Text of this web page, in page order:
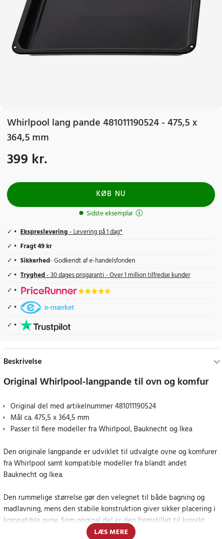
Whirlpool lang pande 481011190524 - 475,5 x
364,5 mm
Pris:399 kr.
399 kr.
KØB NU
Sidste eksemplar
Ekspreslevering- Levering på 1 dag*
Fragt 49 kr
Sikkerhed- Godkendt af e-handelsfonden
Tryghed- 30 dages prisgaranti - Over 1 million tilfredse kunder
Beskrivelse
Original Whirlpool-langpande til ovn og komfur
Original del med artikelnummer 481011190524
Mål ca. 475,5 x 364,5 mm
Passer til flere modeller fra Whirlpool, Bauknecht og Ikea
Den originale langpande er udviklet til udvalgte ovne og komfurer
fra Whirlpool samt kompatible modeller fra blandt andet
Bauknecht og Ikea.
Den rummelige størrelse gør den velegnet til både bagning og
madlavning, mens den stabile konstruktion giver sikker placering i
kompatible ovne. Som original del er den fremstillet til korrekt
pasform og funktion i hverdagen.LÆS MERE